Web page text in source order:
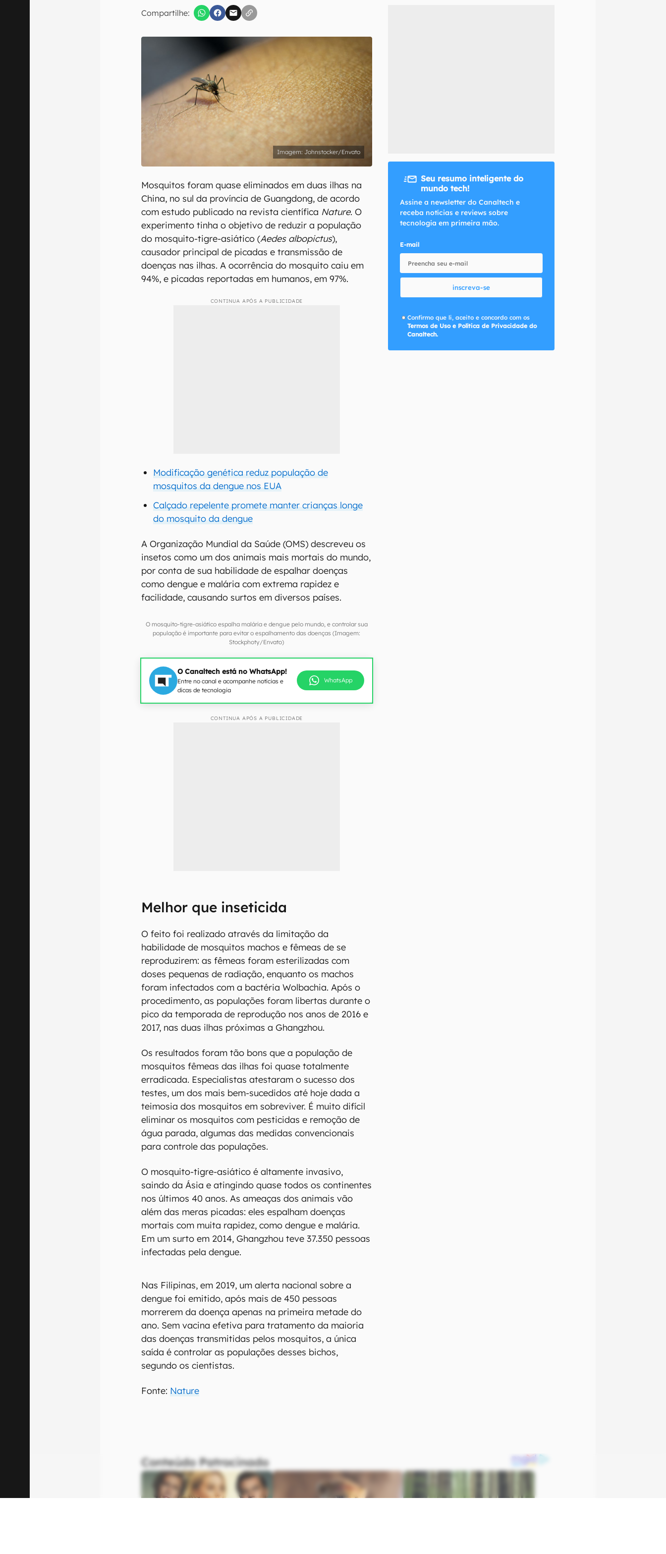
Compartilhe:
Confirmo que li, aceito e concordo com os
Johnstocker/Envato
Mosquitos foram quase eliminados em duas ilhas na
China, no sul da província de Guangdong, de acordo
com estudo publicado na revista científica Nature. O
experimento tinha o objetivo de reduzir a população
do mosquito-tigre-asiático (Aedes albopictus),
causador principal de picadas e transmissão de
doenças nas ilhas. A ocorrência do mosquito caiu em
94%, e picadas reportadas em humanos, em 97%.
CONTINUA APÓS A PUBLICIDADE
Modificação genética reduz população de
mosquitos da dengue nos EUA
Calçado repelente promete manter crianças longe
do mosquito da dengue
A Organização Mundial da Saúde (OMS) descreveu os
insetos como um dos animais mais mortais do mundo,
por conta de sua habilidade de espalhar doenças
como dengue e malária com extrema rapidez e
facilidade, causando surtos em diversos países.
Melhor que inseticida
O feito foi realizado através da limitação da
habilidade de mosquitos machos e fêmeas de se
reproduzirem: as fêmeas foram esterilizadas com
doses pequenas de radiação, enquanto os machos
foram infectados com a bactéria Wolbachia. Após o
procedimento, as populações foram libertas durante o
pico da temporada de reprodução nos anos de 2016 e
2017, nas duas ilhas próximas a Ghangzhou.
Os resultados foram tão bons que a população de
mosquitos fêmeas das ilhas foi quase totalmente
erradicada. Especialistas atestaram o sucesso dos
testes, um dos mais bem-sucedidos até hoje dada a
teimosia dos mosquitos em sobreviver. É muito difícil
água parada, algumas das medidas convencionais
para controle das populações.
O mosquito-tigre-asiático é altamente invasivo,
saindo da Ásia e atingindo quase todos os continentes
nos últimos 40 anos. As ameaças dos animais vão
além das meras picadas: eles espalham doenças
Em um surto em 2014, Ghangzhou teve 37.350 pessoas
morrerem da doença apenas na primeira metade do
ano. Sem vacina efetiva para tratamento da maioria
das doenças transmitidas pelos mosquitos, a única
Seu resumo inteligente do
mundo tech!
Assine a newsletter do Canaltech e
receba notícias e reviews sobre
tecnologia em primeira mão.
E-mail
inscreva-se
Confirmo que li, aceito e concordo com os
Termos de Uso e Política de Privacidade do
Canaltech.